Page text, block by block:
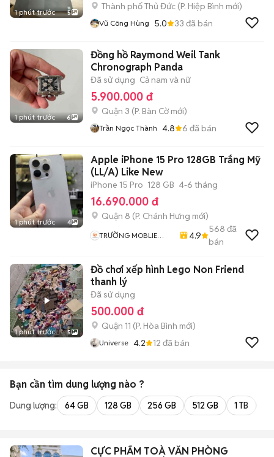
1 phút trước 5
Thành phố Thủ Đức (P. Hiệp Bình mới)
Vũ Công Hùng 5.0 33 đã bán
1 phút trước 6
Đồng hồ Raymond Weil Tank
Chronograph Panda
Đã sử dụng Cả nam và nữ
5.900.000 đ
Quận 3 (P. Bàn Cờmới)
Trần Ngọc Thành 4.8 6 đã bán
1 phút trước 4
Apple iPhone 15 Pro 128GB Trắng Mỹ
(LL/A) Like New
iPhone 15 Pro 128 GB 4-6 tháng
16.690.000 đ
Quận 8 (P. Chánh Hưng mới)
TRƯỜNG MOBLIE
4.9
568 đã
bán
1 phút trước 5
Đồ chơi xếp hình Lego Non Friend
thanh lý
Đã sử dụng
500.000 đ
Quận 11 (P. Hòa Bình mới)
Universe 4.2 12 đã bán
Bạn cần tìm dung lượng nào ?
Dung lượng: 64 GB 128 GB 256 GB 512 GB 1 TB
CỰC PHẨM TOÀ VĂN PHÒNG